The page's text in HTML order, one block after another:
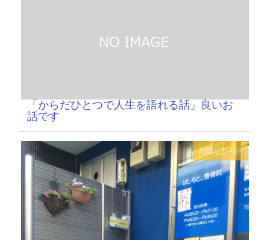
「からだひとつで人生を語れる話」良いお
話です
治療などの話